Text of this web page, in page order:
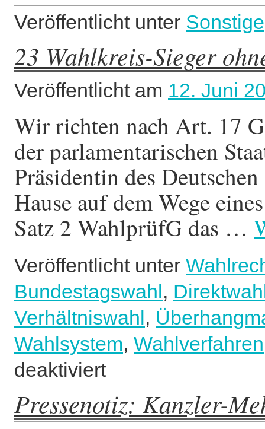
Veröffentlicht unter Sonstige
23 Wahlkreis-Sieger
Veröffentlicht am 12. Juni
Wir richten nach Art. 17
der parlamentarischen
Präsidentin des
Hause auf dem Wege
Satz 2 WahlprüfG das …
Veröffentlicht unter
Bundestagswahl,
Verhältniswahl,
Wahlsystem, Wahlverfahren
deaktiviert23
Wahlkreis-
Sieger
Pressenotiz: Kanzler-